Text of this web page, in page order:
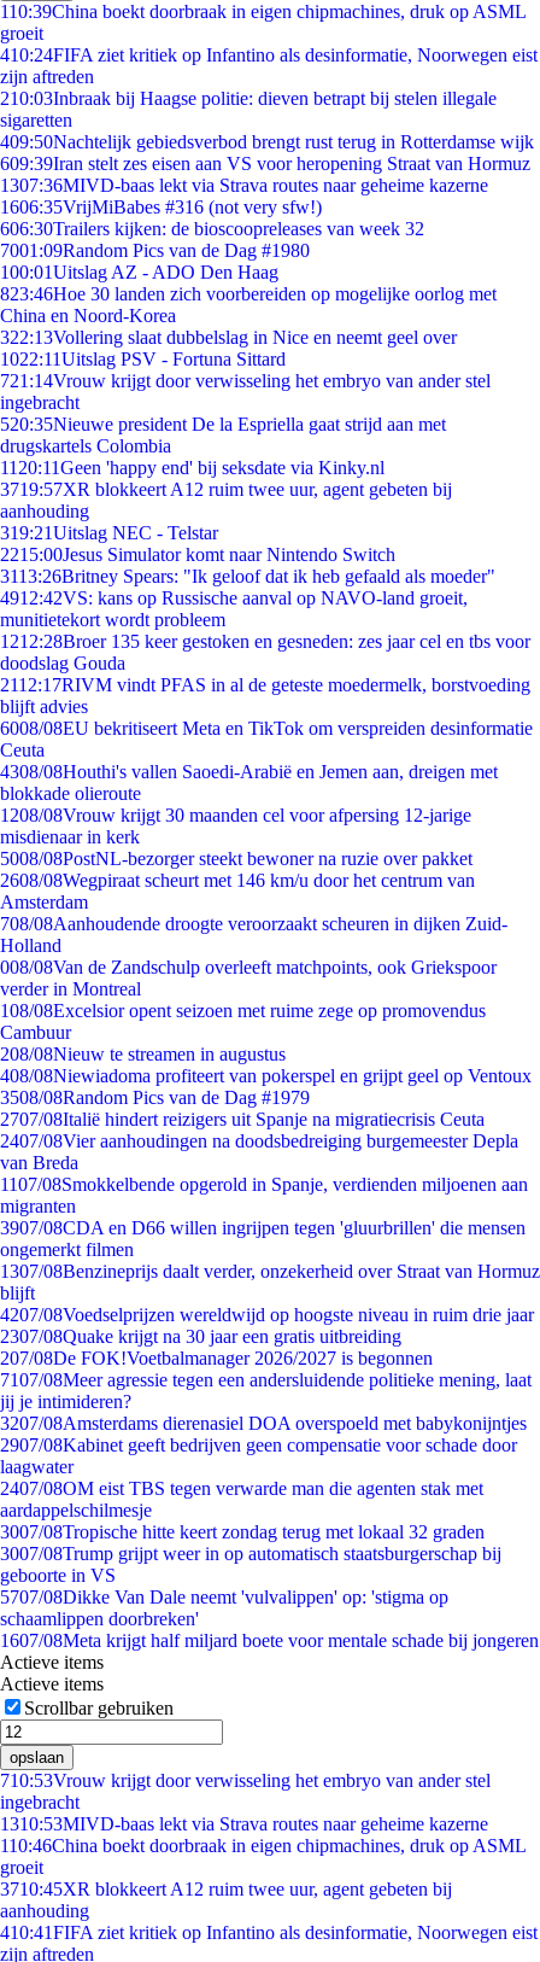
110:39China boekt doorbraak in eigen chipmachines, druk op ASML
groeit
410:24FIFA ziet kritiek op Infantino als desinformatie, Noorwegen eist
zijn aftreden
210:03Inbraak bij Haagse politie: dieven betrapt bij stelen illegale
sigaretten
409:50Nachtelijk gebiedsverbod brengt rust terug in Rotterdamse wijk
609:39Iran stelt zes eisen aan VS voor heropening Straat van Hormuz
1307:36MIVD-baas lekt via Strava routes naar geheime kazerne
1606:35VrijMiBabes #316 (not very sfw!)
606:30Trailers kijken: de bioscoopreleases van week 32
7001:09Random Pics van de Dag #1980
100:01Uitslag AZ - ADO Den Haag
823:46Hoe 30 landen zich voorbereiden op mogelijke oorlog met
China en Noord-Korea
322:13Vollering slaat dubbelslag in Nice en neemt geel over
1022:11Uitslag PSV - Fortuna Sittard
721:14Vrouw krijgt door verwisseling het embryo van ander stel
ingebracht
520:35Nieuwe president De la Espriella gaat strijd aan met
drugskartels Colombia
11 20:11Geen 'happy end' bij seksdate via Kinky.nl
3719:57XR blokkeert A12 ruim twee uur, agent gebeten bij
aanhouding
319:21Uitslag NEC - Telstar
2215:00Jesus Simulator komt naar Nintendo Switch
3113:26Britney Spears: "Ik geloof dat ik heb gefaald als moeder"
4912:42VS: kans op Russische aanval op NAVO-land groeit,
munitietekort wordt probleem
1212:28Broer 135 keer gestoken en gesneden: zes jaar cel en tbs voor
doodslag Gouda
2112:17RIVM vindt PFAS in al de geteste moedermelk, borstvoeding
blijft advies
6008/08EU bekritiseert Meta en TikTok om verspreiden desinformatie
Ceuta
4308/08Houthi's vallen Saoedi-Arabië en Jemen aan, dreigen met
blokkade olieroute
1208/08Vrouw krijgt 30 maanden cel voor afpersing 12-jarige
misdienaar in kerk
5008/08PostNL-bezorger steekt bewoner na ruzie over pakket
2608/08Wegpiraat scheurt met 146 km/u door het centrum van
Amsterdam
708/08Aanhoudende droogte veroorzaakt scheuren in dijken Zuid-
Holland
008/08Van de Zandschulp overleeft matchpoints, ook Griekspoor
verder in Montreal
108/08Excelsior opent seizoen met ruime zege op promovendus
Cambuur
208/08Nieuw te streamen in augustus
408/08Niewiadoma profiteert van pokerspel en grijpt geel op Ventoux
3508/08Random Pics van de Dag #1979
2707/08Italië hindert reizigers uit Spanje na migratiecrisis Ceuta
2407/08Vier aanhoudingen na doodsbedreiging burgemeester Depla
van Breda
1107/08Smokkelbende opgerold in Spanje, verdienden miljoenen aan
migranten
3907/08CDA en D66 willen ingrijpen tegen 'gluurbrillen' die mensen
ongemerkt filmen
1307/08Benzineprijs daalt verder, onzekerheid over Straat van Hormuz
blijft
4207/08Voedselprijzen wereldwijd op hoogste niveau in ruim drie jaar
2307/08Quake krijgt na 30 jaar een gratis uitbreiding
207/08De FOK!Voetbalmanager 2026/2027 is begonnen
7107/08Meer agressie tegen een andersluidende politieke mening, laat
jij je intimideren?
3207/08Amsterdams dierenasiel DOA overspoeld met babykonijntjes
2907/08Kabinet geeft bedrijven geen compensatie voor schade door
laagwater
2407/08OM eist TBS tegen verwarde man die agenten stak met
aardappelschilmesje
3007/08Tropische hitte keert zondag terug met lokaal 32 graden
3007/08Trump grijpt weer in op automatisch staatsburgerschap bij
geboorte in VS
5707/08Dikke Van Dale neemt 'vulvalippen' op: 'stigma op
schaamlippen doorbreken'
1607/08Meta krijgt half miljard boete voor mentale schade bij jongeren
Actieve items
Actieve items
Scrollbar gebruiken
opslaan
710:53Vrouw krijgt door verwisseling het embryo van ander stel
ingebracht
1310:53MIVD-baas lekt via Strava routes naar geheime kazerne
110:46China boekt doorbraak in eigen chipmachines, druk op ASML
groeit
3710:45XR blokkeert A12 ruim twee uur, agent gebeten bij
aanhouding
410:41FIFA ziet kritiek op Infantino als desinformatie, Noorwegen eist
zijn aftreden